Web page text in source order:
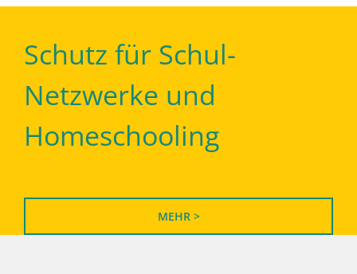
Schutz für Schul-
Netzwerke und
Homeschooling
MEHR >